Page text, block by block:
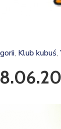
‚ Klub kubuś‚